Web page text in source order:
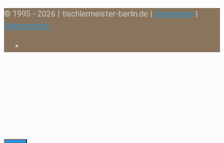
© 1995 - 2026 | tischlermeister-berlin.de | Impressum
Datenschutz